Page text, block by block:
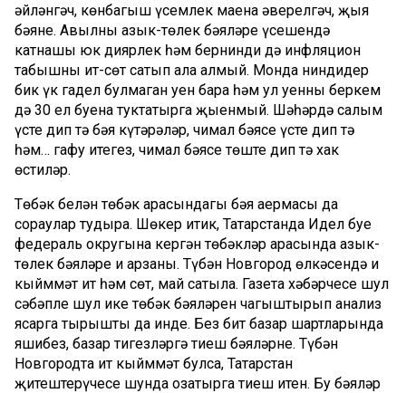
әйләнгәч, көнбагыш үсемлек маена әверелгәч, җыя
бәяне. Авылның азык-төлек бәяләре үсешендә
катнашы юк диярлек һәм бернинди дә инфляцион
табышны ит-сөт сатып ала алмый. Монда ниндидер
бик үк гадел булмаган уен бара һәм ул уенны беркем
дә 30 ел буена туктатырга җыенмый. Шәһәрдә салым
үсте дип тә бәя күтәрәләр, чимал бәясе үсте дип тә
һәм… гафу итегез, чимал бәясе төште дип тә хак
өстиләр.
Төбәк белән төбәк арасындагы бәя аермасы да
сораулар тудыра. Шөкер итик, Татарстанда Идел буе
федераль округына кергән төбәкләр арасында азык-
төлек бәяләре иң арзаны. Түбән Новгород өлкәсендә иң
кыйммәт ит һәм сөт, май сатыла. Газета хәбәрчесе шул
сәбәпле шул ике төбәк бәяләрен чагыштырып анализ
ясарга тырышты да инде. Без бит базар шартларында
яшибез, базар тигезләргә тиеш бәяләрне. Түбән
Новгородта ит кыйммәт булса, Татарстан
җитештерүчесе шунда озатырга тиеш итен. Бу бәяләр